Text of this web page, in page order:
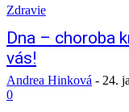
Zdravie
Dna – choroba
vás!
Andrea Hinková - 24.
0